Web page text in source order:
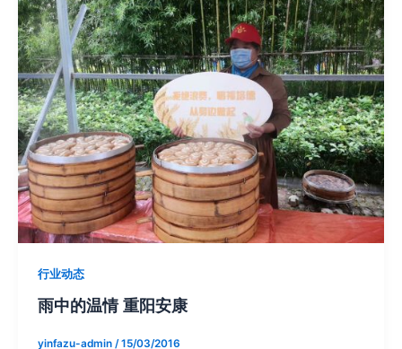
行业动态
雨中的温情 重阳安康
yinfazu-admin /15/03/2016